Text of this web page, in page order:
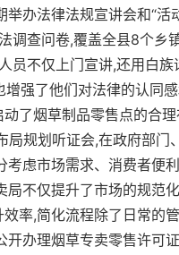
办法律法规宣讲会和“活
调查问卷,覆盖全县8个乡
员不仅上门宣讲,还用白
强了他们对法律的认同
了烟草制品零售点的合
规划听证会,在政府部门
虑市场需求、消费者便
不仅提升了市场的规范
率,简化流程除了日常的
办理烟草专卖零售许可